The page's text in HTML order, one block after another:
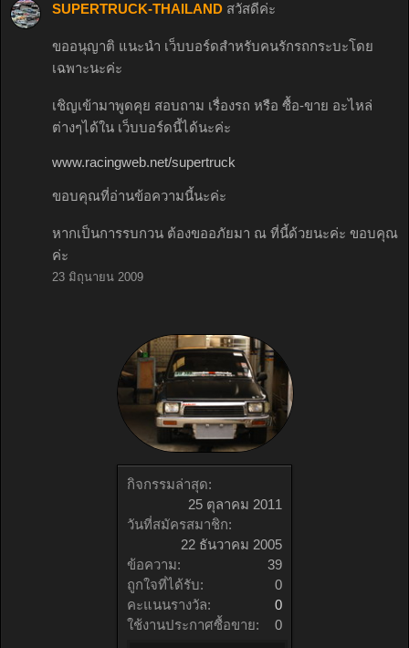
กิจกรรมล่าสุด:
25 ตุลาคม 2011
วันที่สมัครสมาชิก:
22 ธันวาคม 2005
ข้อความ:
39
ถูกใจที่ได้รับ:
0
คะแนนรางวัล:
0
ใช้งานประกาศซื้อขาย:
0
SUPERTRUCK-THAILAND สวัสดีค่ะ
ขออนุญาติ แนะนำ เว็บบอร์ดสำหรับคนรักรถกระบะโดย
เฉพาะนะค่ะ
เชิญเข้ามาพูดคุย สอบถาม เรื่องรถ หรือ ซื้อ-ขาย อะไหล่
ต่างๆได้ใน เว็บบอร์ดนี้ได้นะค่ะ
www.racingweb.net/supertruck
ขอบคุณที่อ่านข้อความนี้นะค่ะ
หากเป็นการรบกวน ต้องขออภัยมา ณ ที่นี้ด้วยนะค่ะ ขอบคุณ
ค่ะ
23 มิถุนายน 2009